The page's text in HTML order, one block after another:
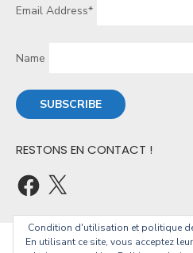
Email Address*
Name
RESTONS EN CONTACT !
Condition d'utilisation et politique
En utilisant ce site, vous acceptez